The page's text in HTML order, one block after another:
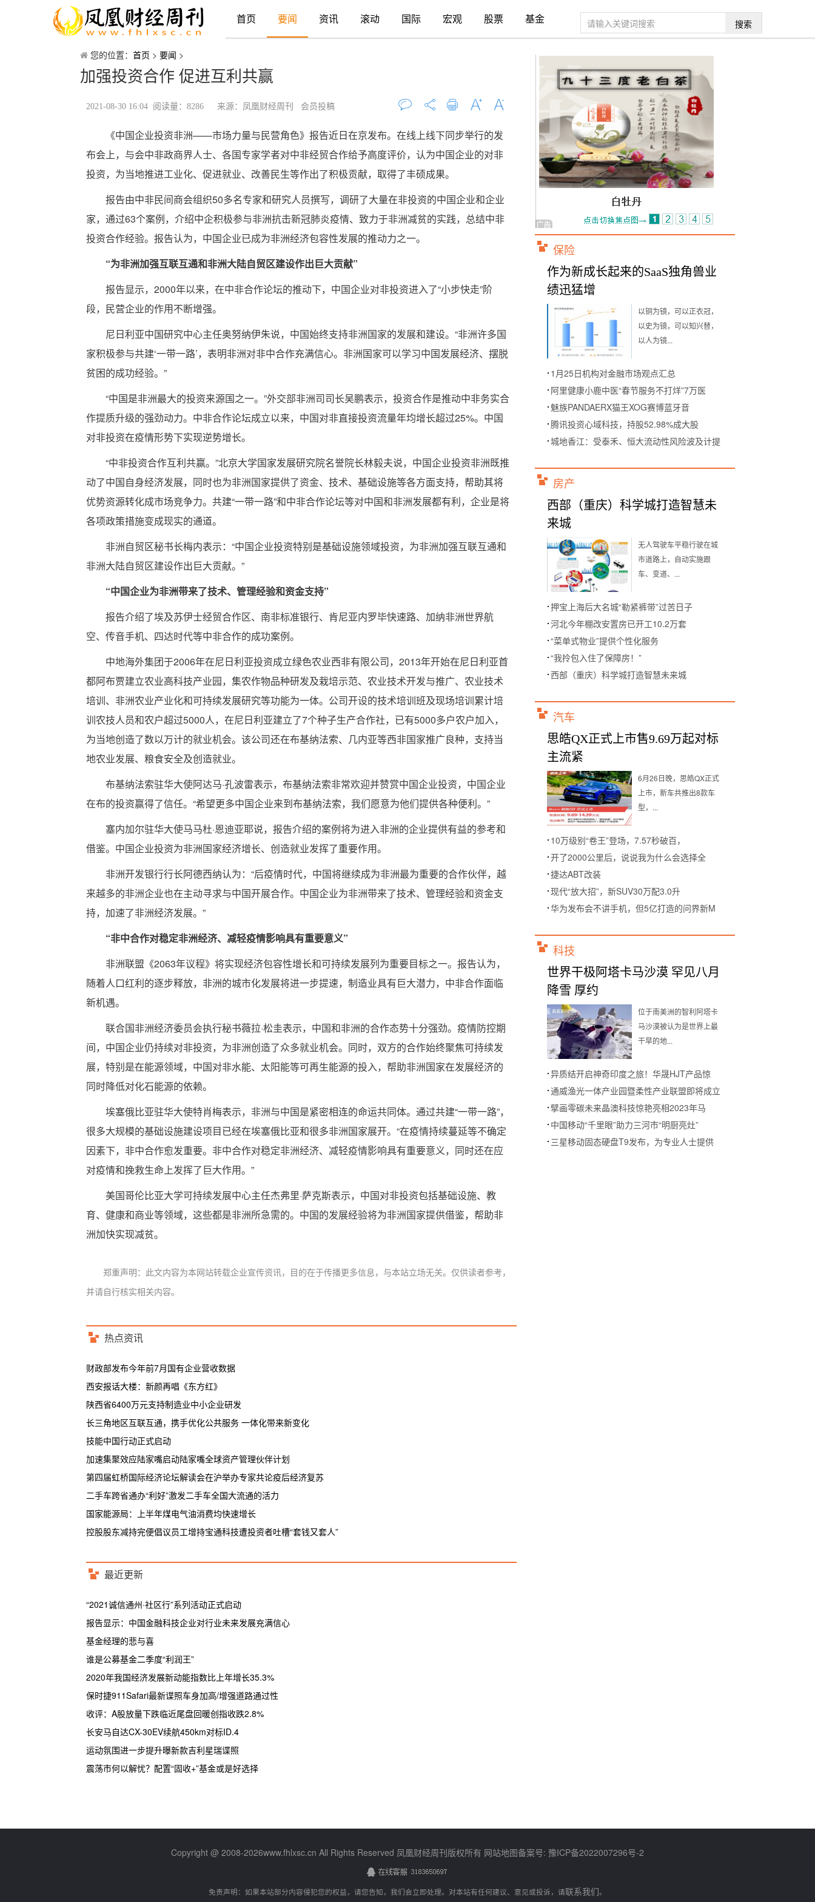
首页 要闻 资讯 滚动 国际 宏观 股票 基金 搜索
您的位置： 首页 > 要闻 >
加强投资合作 促进互利共赢
2021-08-30 16:04 阅读量：8286 来源：凤凰财经周刊 会员投稿
评论 打印 字大 字小
《中国企业投资非洲——市场力量与民营角色》报告近日在京发布。在线上线下同步举行的发
布会上，与会中非政商界人士、各国专家学者对中非经贸合作给予高度评价，认为中国企业的对非
投资，为当地推进工业化、促进就业、改善民生等作出了积极贡献，取得了丰硕成果。
报告由中非民间商会组织50多名专家和研究人员撰写，调研了大量在非投资的中国企业和企业
家，通过63个案例，介绍中企积极参与非洲抗击新冠肺炎疫情、致力于非洲减贫的实践，总结中非
投资合作经验。报告认为，中国企业已成为非洲经济包容性发展的推动力之一。
“为非洲加强互联互通和非洲大陆自贸区建设作出巨大贡献”
报告显示，2000年以来，在中非合作论坛的推动下，中国企业对非投资进入了“小步快走”阶
段，民营企业的作用不断增强。
尼日利亚中国研究中心主任奥努纳伊朱说，中国始终支持非洲国家的发展和建设。“非洲许多国
家积极参与共建‘一带一路’，表明非洲对非中合作充满信心。非洲国家可以学习中国发展经济、摆脱
贫困的成功经验。”
“中国是非洲最大的投资来源国之一。”外交部非洲司司长吴鹏表示，投资合作是推动中非务实合
作提质升级的强劲动力。中非合作论坛成立以来，中国对非直接投资流量年均增长超过25%。中国
对非投资在疫情形势下实现逆势增长。
“中非投资合作互利共赢。”北京大学国家发展研究院名誉院长林毅夫说，中国企业投资非洲既推
动了中国自身经济发展，同时也为非洲国家提供了资金、技术、基础设施等各方面支持，帮助其将
优势资源转化成市场竞争力。共建“一带一路”和中非合作论坛等对中国和非洲发展都有利，企业是将
各项政策措施变成现实的通道。
非洲自贸区秘书长梅内表示：“中国企业投资特别是基础设施领域投资，为非洲加强互联互通和
非洲大陆自贸区建设作出巨大贡献。”
“中国企业为非洲带来了技术、管理经验和资金支持”
报告介绍了埃及苏伊士经贸合作区、南非标准银行、肯尼亚内罗毕快速路、加纳非洲世界航
空、传音手机、四达时代等中非合作的成功案例。
中地海外集团于2006年在尼日利亚投资成立绿色农业西非有限公司，2013年开始在尼日利亚首
都阿布贾建立农业高科技产业园，集农作物品种研发及栽培示范、农业技术开发与推广、农业技术
培训、非洲农业产业化和可持续发展研究等功能为一体。公司开设的技术培训班及现场培训累计培
训农技人员和农户超过5000人，在尼日利亚建立了7个种子生产合作社，已有5000多户农户加入，
为当地创造了数以万计的就业机会。该公司还在布基纳法索、几内亚等西非国家推广良种，支持当
地农业发展、粮食安全及创造就业。
布基纳法索驻华大使阿达马·孔波雷表示，布基纳法索非常欢迎并赞赏中国企业投资，中国企业
在布的投资赢得了信任。“希望更多中国企业来到布基纳法索，我们愿意为他们提供各种便利。”
塞内加尔驻华大使马马杜·恩迪亚耶说，报告介绍的案例将为进入非洲的企业提供有益的参考和
借鉴。中国企业投资为非洲国家经济增长、创造就业发挥了重要作用。
非洲开发银行行长阿德西纳认为：“后疫情时代，中国将继续成为非洲最为重要的合作伙伴，越
来越多的非洲企业也在主动寻求与中国开展合作。中国企业为非洲带来了技术、管理经验和资金支
持，加速了非洲经济发展。”
“非中合作对稳定非洲经济、减轻疫情影响具有重要意义”
非洲联盟《2063年议程》将实现经济包容性增长和可持续发展列为重要目标之一。报告认为，
随着人口红利的逐步释放，非洲的城市化发展将进一步提速，制造业具有巨大潜力，中非合作面临
新机遇。
联合国非洲经济委员会执行秘书薇拉·松圭表示，中国和非洲的合作态势十分强劲。疫情防控期
间，中国企业仍持续对非投资，为非洲创造了众多就业机会。同时，双方的合作始终聚焦可持续发
展，特别是在能源领域，中国对非水能、太阳能等可再生能源的投入，帮助非洲国家在发展经济的
同时降低对化石能源的依赖。
埃塞俄比亚驻华大使特肖梅表示，非洲与中国是紧密相连的命运共同体。通过共建“一带一路”，
很多大规模的基础设施建设项目已经在埃塞俄比亚和很多非洲国家展开。“在疫情持续蔓延等不确定
因素下，非中合作愈发重要。非中合作对稳定非洲经济、减轻疫情影响具有重要意义，同时还在应
对疫情和挽救生命上发挥了巨大作用。”
美国哥伦比亚大学可持续发展中心主任杰弗里·萨克斯表示，中国对非投资包括基础设施、教
育、健康和商业等领域，这些都是非洲所急需的。中国的发展经验将为非洲国家提供借鉴，帮助非
洲加快实现减贫。
郑重声明：此文内容为本网站转载企业宣传资讯，目的在于传播更多信息，与本站立场无关。仅供读者参考，
并请自行核实相关内容。
热点资讯
财政部发布今年前7月国有企业营收数据
西安报话大楼：新颜再唱《东方红》
陕西省6400万元支持制造业中小企业研发
长三角地区互联互通，携手优化公共服务 一体化带来新变化
技能中国行动正式启动
加速集聚效应陆家嘴启动陆家嘴全球资产管理伙伴计划
第四届虹桥国际经济论坛解读会在沪举办专家共论疫后经济复苏
二手车跨省通办“利好”激发二手车全国大流通的活力
国家能源局：上半年煤电气油消费均快速增长
控股股东减持完便倡议员工增持宝通科技遭投资者吐槽“套钱又套人”
最近更新
“2021诚信通州·社区行”系列活动正式启动
报告显示：中国金融科技企业对行业未来发展充满信心
基金经理的悲与喜
谁是公募基金二季度“利润王”
2020年我国经济发展新动能指数比上年增长35.3%
保时捷911Safari最新谍照车身加高/增强道路通过性
收评：A股放量下跌临近尾盘回暖创指收跌2.8%
长安马自达CX-30EV续航450km对标ID.4
运动氛围进一步提升曝新款吉利星瑞谍照
震荡市何以解忧？配置“固收+”基金或是好选择
保险
作为新成长起来的SaaS独角兽业
绩迅猛增
以铜为镜，可以正衣冠，
以史为镜，可以知兴替，
以人为镜...
1月25日机构对金融市场观点汇总
阿里健康小鹿中医“春节服务不打烊”7万医
魅族PANDAERX猫王XOG赛博蓝牙音
腾讯投资心域科技，持股52.98%成大股
城地香江：受泰禾、恒大流动性风险波及计提
房产
西部（重庆）科学城打造智慧未
来城
无人驾驶车平稳行驶在城
市道路上，自动实施跟
车、变道、...
押宝上海后大名城“勒紧裤带”过苦日子
河北今年棚改安置房已开工10.2万套
“菜单式物业”提供个性化服务
“我拎包入住了保障房！”
西部（重庆）科学城打造智慧未来城
汽车
思皓QX正式上市售9.69万起对标
主流紧
6月26日晚，思皓QX正式
上市，新车共推出8款车
型，...
10万级别“卷王”登场，7.57秒破百，
开了2000公里后，说说我为什么会选择全
捷达ABT改装
现代“放大招”，新SUV30万配3.0升
华为发布会不讲手机，但5亿打造的问界新M
科技
世界干极阿塔卡马沙漠 罕见八月
降雪 厚约
位于南美洲的智利阿塔卡
马沙漠被认为是世界上最
干旱的地...
异质结开启神奇印度之旅！华晟HJT产品惊
通威渔光一体产业园暨柔性产业联盟即将成立
擘画零碳未来晶澳科技惊艳亮相2023年马
中国移动“千里眼”助力三河市“明厨亮灶”
三星移动固态硬盘T9发布，为专业人士提供
Copyright @ 2008-2026www.fhlxsc.cn All Rights Reserved 凤凰财经周刊版权所有 网站地图备案号: 豫ICP备2022007296号-2
免责声明：如果本站部分内容侵犯您的权益，请您告知，我们会立即处理。对本站有任何建议、意见或投诉，请联系我们。